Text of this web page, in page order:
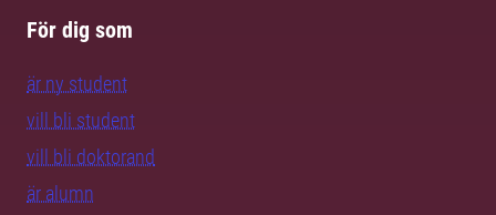
För dig som
är ny student
vill bli student
vill bli doktorand
är alumn